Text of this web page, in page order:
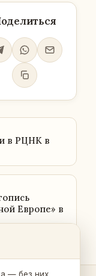
в РЦНК в
Европе» в